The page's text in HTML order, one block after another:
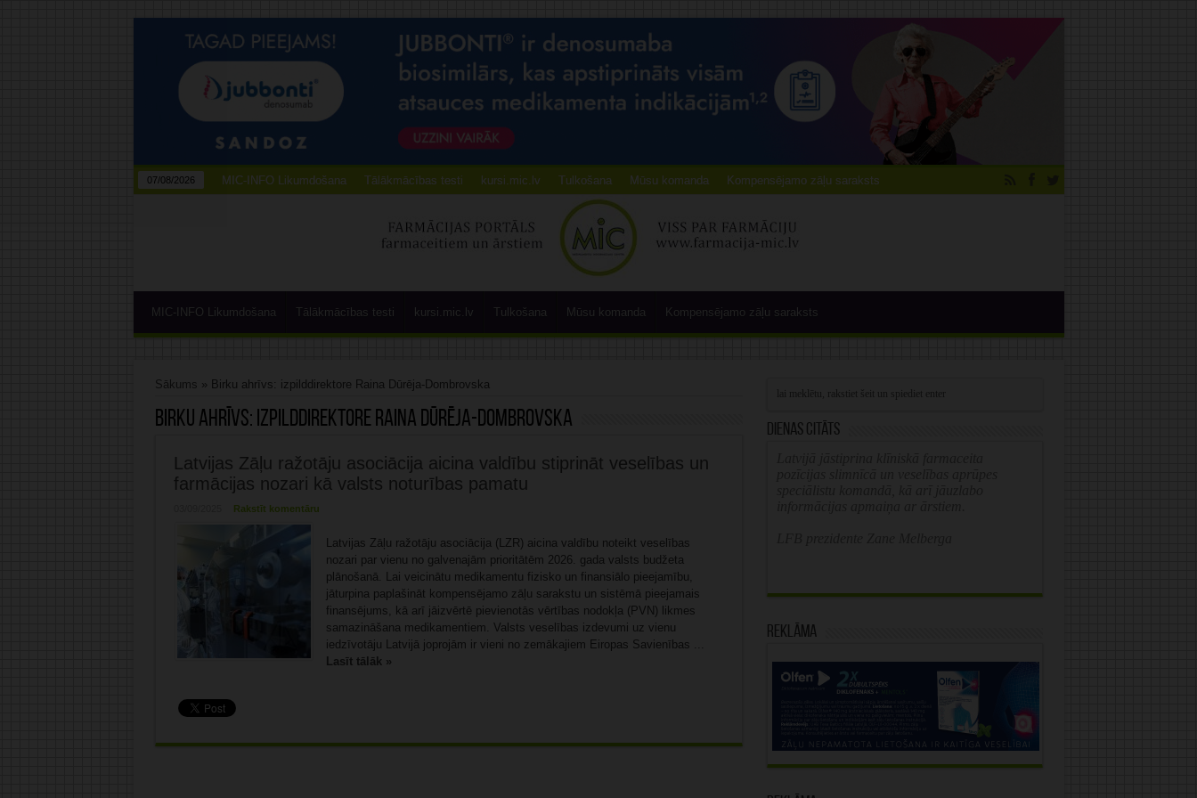
07/08/2026 MIC-INFO Likumdošana Tālākmācības testi kursi.mic.lv Tulkošana Mūsu komanda Kompensējamo zāļu saraksts
MIC-INFO Likumdošana Tālākmācības testi kursi.mic.lv Tulkošana Mūsu komanda Kompensējamo zāļu saraksts
Sākums » Birku ahrīvs: izpilddirektore Raina Dūrēja-Dombrovska
Birku ahrīvs: izpilddirektore Raina Dūrēja-Dombrovska
Latvijas Zāļu ražotāju asociācija aicina valdību stiprināt veselības un
farmācijas nozari kā valsts noturības pamatu
Rakstīt komentāru
Latvijas Zāļu ražotāju asociācija (LZR) aicina valdību noteikt veselības
nozari par vienu no galvenajām prioritātēm 2026. gada valsts budžeta
plānošanā. Lai veicinātu medikamentu fizisko un finansiālo pieejamību,
jāturpina paplašināt kompensējamo zāļu sarakstu un sistēmā pieejamais
finansējums, kā arī jāizvērtē pievienotās vērtības nodokļa (PVN) likmes
samazināšana medikamentiem. Valsts veselības izdevumi uz vienu
iedzīvotāju Latvijā joprojām ir vieni no zemākajiem Eiropas Savienības ...
Lasīt tālāk »
Dienas citāts
Reklāma